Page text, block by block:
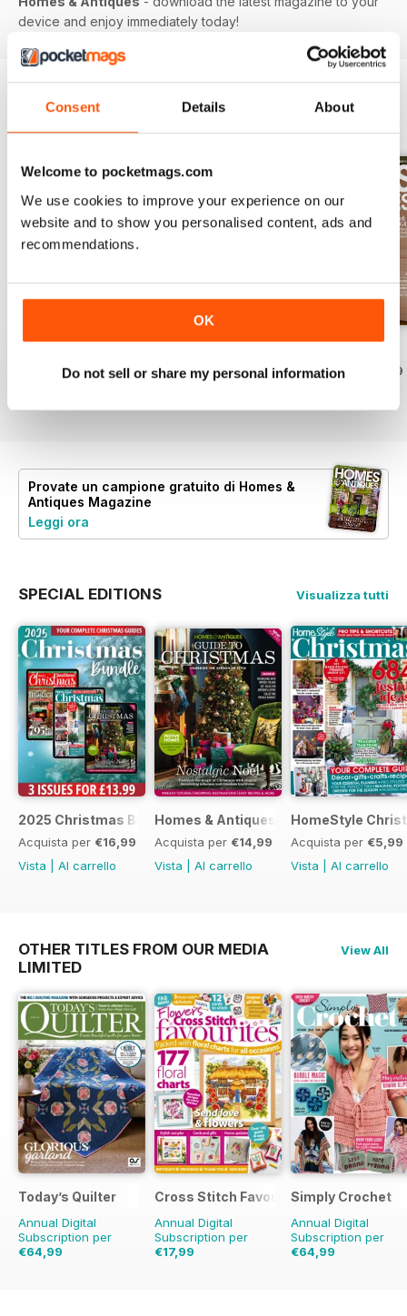
Consent Details About
Welcome to pocketmags.com
We use cookies to improve your experience on our
website and to show you personalised content, ads and
recommendations.
OK
Do not sell or share my personal information
device and enjoy immediately today!
Acquista per€6,99
Acquista per€6,99
Acquista per
€6,99
Provate un campione gratuito di Homes &
Antiques Magazine
Leggi ora
SPECIAL EDITIONS Visualizza tutti
2025 Christmas Bundle
Acquista per €16,99
Vista
Al carrello
Homes & Antiques Guide to Christmas
Acquista per €14,99
Vista
Al carrello
HomeStyle
Acquista per €5,99
Vista
Al carrello
OTHER TITLES FROM OUR MEDIA
LIMITED
View All
Today’s Quilter
Annual Digital
Subscription per
€64,99
Cross Stitch Favourites
Annual Digital
Subscription per
€17,99
Simply Crochet
Annual Digital
Subscription per
€64,99